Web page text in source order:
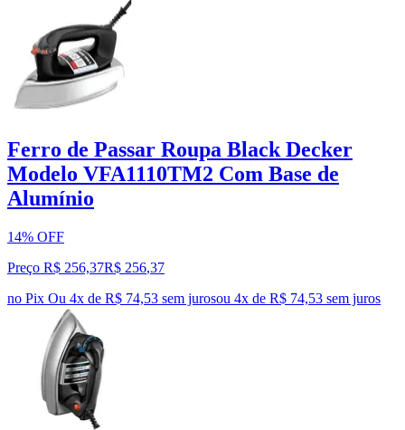
Ferro de Passar Roupa Black Decker
Modelo VFA1110TM2 Com Base de
Alumínio
14% OFF
Preço R$ 256,37R$ 256,37
no Pix Ou 4x de R$ 74,53 sem jurosou 4x de R$ 74,53 sem juros